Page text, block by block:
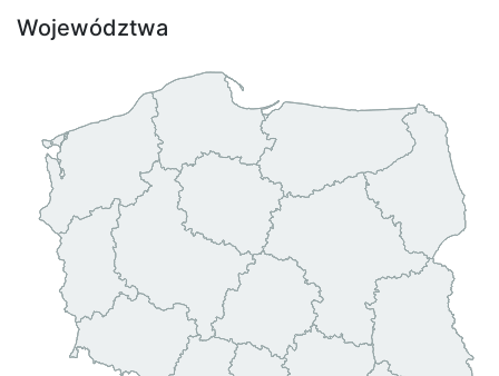
Województwa